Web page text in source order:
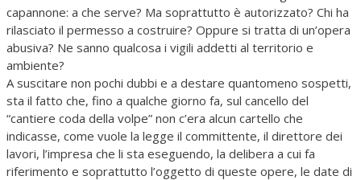
capannone: a che serve? Ma soprattutto è autorizzato? Chi ha
rilasciato il permesso a costruire? Oppure si tratta di un’opera
abusiva? Ne sanno qualcosa i vigili addetti al territorio e
ambiente?
A suscitare non pochi dubbi e a destare quantomeno sospetti,
sta il fatto che, fino a qualche giorno fa, sul cancello del
“cantiere coda della volpe” non c’era alcun cartello che
indicasse, come vuole la legge il committente, il direttore dei
lavori, l’impresa che li sta eseguendo, la delibera a cui fa
riferimento e soprattutto l’oggetto di queste opere, le date di